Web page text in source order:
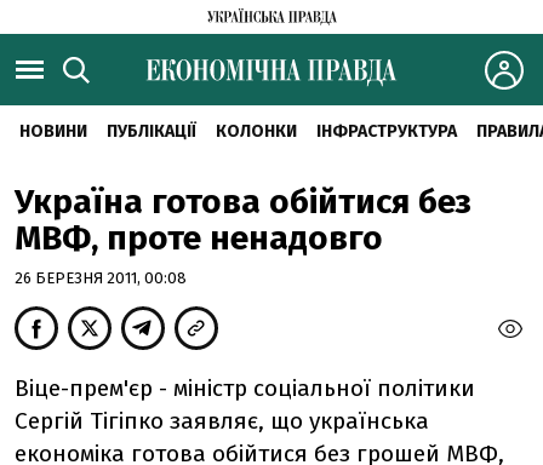
НОВИНИ ПУБЛІКАЦІЇ КОЛОНКИ ІНФРАСТРУКТУРА
Україна готова обійтися без
МВФ, проте ненадовго
26 БЕРЕЗНЯ 2011, 00:08
Віце-прем'єр - міністр соціальної політики
Сергій Тігіпко заявляє, що українська
економіка готова обійтися без грошей МВФ,